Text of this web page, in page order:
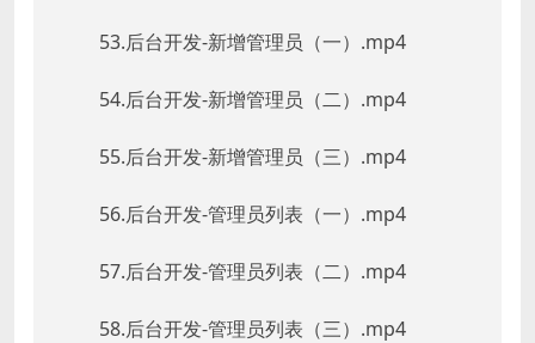
53.后台开发-新增管理员（一）.mp4
54.后台开发-新增管理员（二）.mp4
55.后台开发-新增管理员（三）.mp4
56.后台开发-管理员列表（一）.mp4
57.后台开发-管理员列表（二）.mp4
58.后台开发-管理员列表（三）.mp4